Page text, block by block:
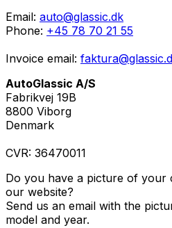
Email: auto@glassic.dk
Phone: +45 78 70 21 55
Invoice email:
AutoGlassic A/S
Fabrikvej 19B
8800 Viborg
Denmark
CVR: 36470011
Do you have a picture of your
our website?
Send us an email with the
model and year.